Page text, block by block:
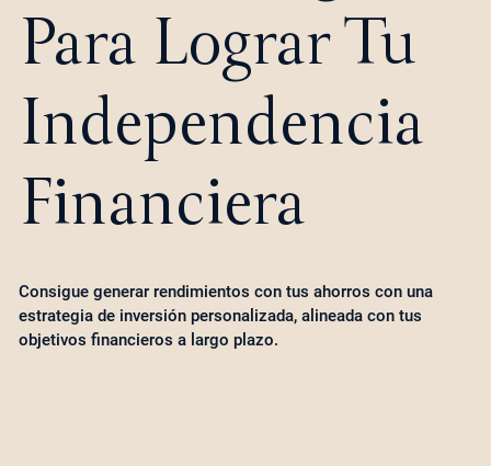
Para Lograr Tu
Independencia
Financiera
Consigue generar rendimientos con tus ahorros con una
estrategia de inversión personalizada, alineada con tus
objetivos financieros a largo plazo.​​